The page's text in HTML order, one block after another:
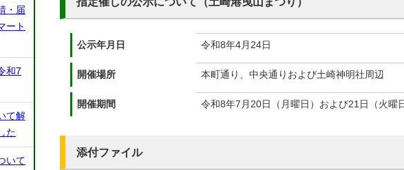
公示年月日 令和8年4月24日
開催場所 本町通り、中央通りおよび土崎神明社周辺
開催期間 令和8年7月20日（月曜日）および21日（火曜
添付ファイル
・届
ート
和7
て解
た
いて